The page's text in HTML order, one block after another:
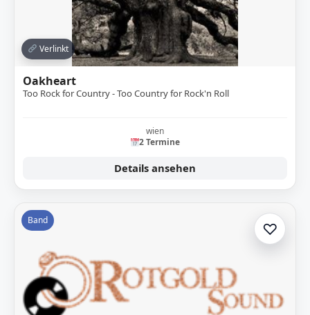
Verlinkt
Oakheart
Too Rock for Country - Too Country for Rock'n Roll
wien
2 Termine
Details ansehen
Band ♡Zur